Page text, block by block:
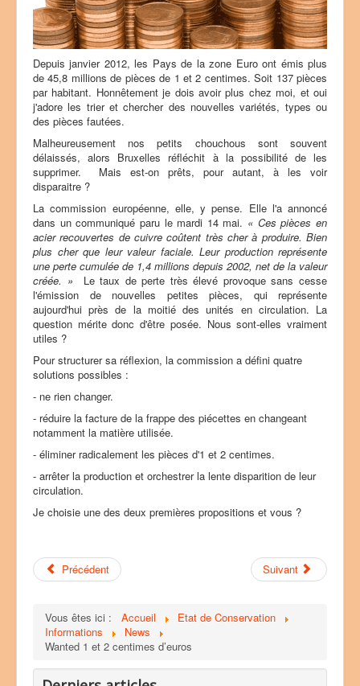
l
i
s
a
t
e
u
r
:
4
/
5
Depuis janvier 2012, les Pays de la zone Euro ont émis plus
de 45,8 millions de pièces de 1 et 2 centimes. Soit 137 pièces
par habitant. Honnêtement je dois avoir plus chez moi, et oui
j'adore les trier et chercher des nouvelles variétés, types ou
des pièces fautées.
Malheureusement nos petits chouchous sont souvent
délaissés, alors Bruxelles réfléchit à la possibilité de les
supprimer. Mais est-on prêts, pour autant, à les voir
disparaitre ?
La commission européenne, elle, y pense. Elle l'a annoncé
dans un communiqué paru le mardi 14 mai. « Ces pièces en
acier recouvertes de cuivre coûtent très cher à produire. Bien
plus cher que leur valeur faciale. Leur production représente
une perte cumulée de 1,4 millions depuis 2002, net de la valeur
créée. » Le taux de perte très élevé provoque sans cesse
l'émission de nouvelles petites pièces, qui représente
aujourd'hui près de la moitié des unités en circulation. La
question mérite donc d'être posée. Nous sont-elles vraiment
utiles ?
Pour structurer sa réflexion, la commission a défini quatre
solutions possibles :
- ne rien changer.
- réduire la facture de la frappe des piécettes en changeant
notamment la matière utilisée.
- éliminer radicalement les pièces d'1 et 2 centimes.
- arrêter la production et orchestrer la lente disparition de leur
circulation.
Je choisie une des deux premières propositions et vous ?
Précédent Suivant
Vous êtes ici : Accueil
Etat de Conservation
Informations
News
Wanted 1 et 2 centimes d’euros